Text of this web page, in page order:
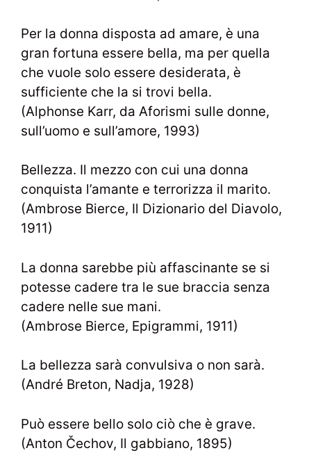
Per la donna disposta ad amare, è una
gran fortuna essere bella, ma per quella
che vuole solo essere desiderata, è
sufficiente che la si trovi bella.
(Alphonse Karr, da Aforismi sulle donne,
sull’uomo e sull’amore, 1993)
Bellezza. Il mezzo con cui una donna
conquista l’amante e terrorizza il marito.
(Ambrose Bierce, Il Dizionario del Diavolo,
1911)
La donna sarebbe più affascinante se si
potesse cadere tra le sue braccia senza
cadere nelle sue mani.
(Ambrose Bierce, Epigrammi, 1911)
La bellezza sarà convulsiva o non sarà.
(André Breton, Nadja, 1928)
Può essere bello solo ciò che è grave.
(Anton Čechov, Il gabbiano, 1895)